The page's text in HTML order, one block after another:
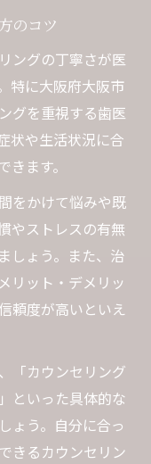
のコツ
ングの丁寧さが医
特に大阪府大阪市
グを重視する歯医
状や生活状況に合
ます。
をかけて悩みや既
やストレスの有無
しょう。また、治
リット・デメリッ
頼度が高いといえ
「カウンセリング
といった具体的な
ょう。自分に合っ
きるカウンセリン